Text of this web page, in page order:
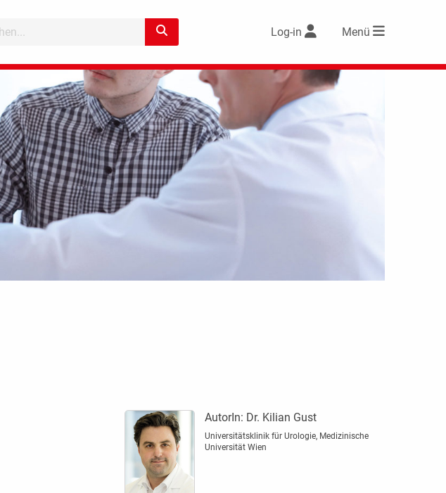
Log-in Menü
AutorIn: Dr. Kilian Gust
Universitätsklinik für Urologie, Medizinische
Universität Wien